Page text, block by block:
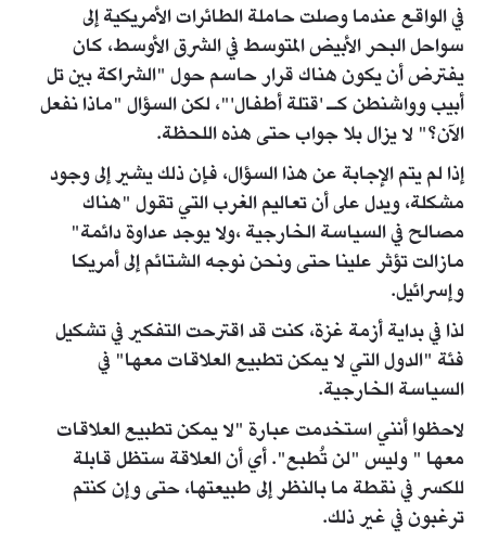
في الواقع عندما وصلت حاملة الطائرات الأمريكية إلى
سواحل البحر الأبيض المتوسط في الشرق الأوسط، كان
يفترض أن يكون هناك قرار حاسم حول "الشراكة بين تل
أبيب وواشنطن كـ 'قتلة أطفال'"، لكن السؤال "ماذا نفعل
الآن؟" لا يزال بلا جواب حتى هذه اللحظة.
إذا لم يتم الإجابة عن هذا السؤال، فإن ذلك يشير إلى وجود
مشكلة، ويدل على أن تعاليم الغرب التي تقول "هناك
مصالح في السياسة الخارجية ،ولا يوجد عداوة دائمة"
مازالت تؤثر علينا حتى ونحن نوجه الشتائم إلى أمريكا
وإسرائيل.
لذا في بداية أزمة غزة، كنت قد اقترحت التفكير في تشكيل
فئة "الدول التي لا يمكن تطبيع العلاقات معها" في
السياسة الخارجية.
لاحظوا أنني استخدمت عبارة "لا يمكن تطبيع العلاقات
معها " وليس "لن تُطبع". أي أن العلاقة ستظل قابلة
للكسر في نقطة ما بالنظر إلى طبيعتها، حتى وإن كنتم
ترغبون في غير ذلك.